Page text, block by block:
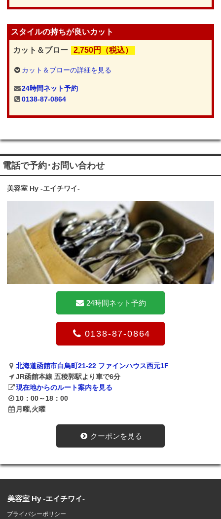
スタイルの持ちが良いカット
カット＆ブロー 2,750円（税込）
カット＆ブローの詳細を見る
24時間ネット予約
0138-87-0864
電話で予約･お問い合わせ
美容室 Hy -エイチワイ-
24時間ネット予約
0138-87-0864
北海道函館市白鳥町21-22 ファインハウス西元1F
JR函館本線 五稜郭駅より車で6分
現在地からのルート案内を見る
10：00～18：00
月曜,火曜
クーポンを見る
美容室 Hy -エイチワイ-
プライバシーポリシー